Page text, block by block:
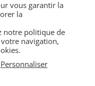
- Réalisé parSkiils
vous garantir la
la
notre politique de
navigation,
Personnaliser